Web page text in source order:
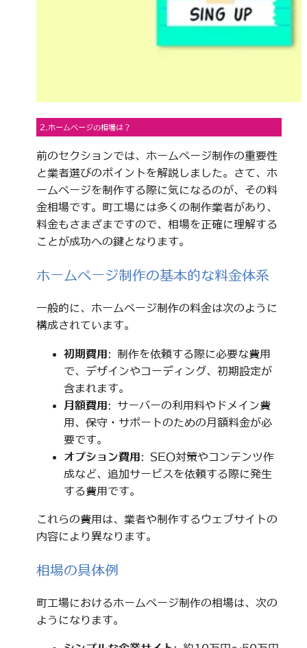
2.ホームページの相場は？
前のセクションでは、ホームページ制作の重要性
と業者選びのポイントを解説しました。さて、ホ
ームページを制作する際に気になるのが、その料
金相場です。町工場には多くの制作業者があり、
料金もさまざまですので、相場を正確に理解する
ことが成功への鍵となります。
ホームページ制作の基本的な料金体系
一般的に、ホームページ制作の料金は次のように
構成されています。
初期費用: 制作を依頼する際に必要な費用
で、デザインやコーディング、初期設定が
含まれます。
月額費用: サーバーの利用料やドメイン費
用、保守・サポートのための月額料金が必
要です。
オプション費用: SEO対策やコンテンツ作
成など、追加サービスを依頼する際に発生
する費用です。
これらの費用は、業者や制作するウェブサイトの
内容により異なります。
相場の具体例
町工場におけるホームページ制作の相場は、次の
ようになります。